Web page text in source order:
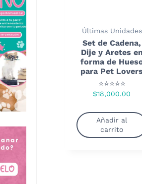
Últimas Unidades
Set de Cadena,
Dije y Aretes en
forma de
para Pet Lovers
⭐⭐⭐⭐⭐
$18,000.00
Añadir al
carrito